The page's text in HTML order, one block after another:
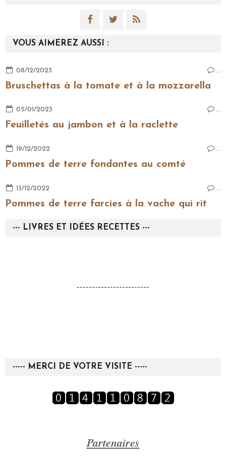
VOUS AIMEREZ AUSSI :
08/12/2023 …
Bruschettas à la tomate et à la mozzarella
05/01/2023 …
Feuilletés au jambon et à la raclette
19/12/2022 …
Pommes de terre fondantes au comté
13/12/2022 …
Pommes de terre farcies à la vache qui rit
--- LIVRES ET IDÉES RECETTES ---
------------------------
----- MERCI DE VOTRE VISITE -----
Partenaires